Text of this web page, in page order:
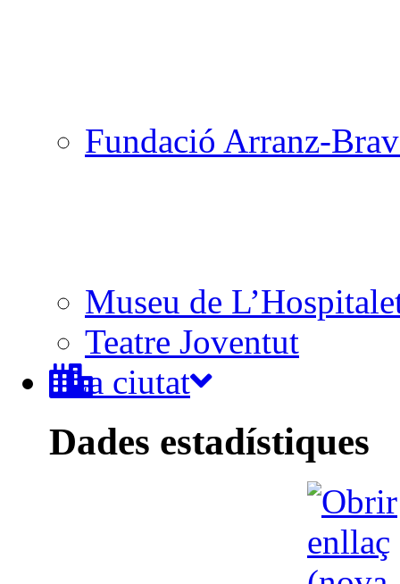
Fundació Arranz-
Museu de
Teatre Joventut
La ciutat
Dades estadístiques